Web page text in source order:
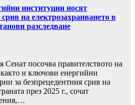
институции носят
на електрозахранването в
разследване
Сенат посочва правителството на
и ключови енергийни
за безпрецедентния срив на
през 2025 г., сочат